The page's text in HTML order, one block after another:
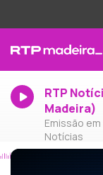
RTP
Madeira)
Emissão
Notícias